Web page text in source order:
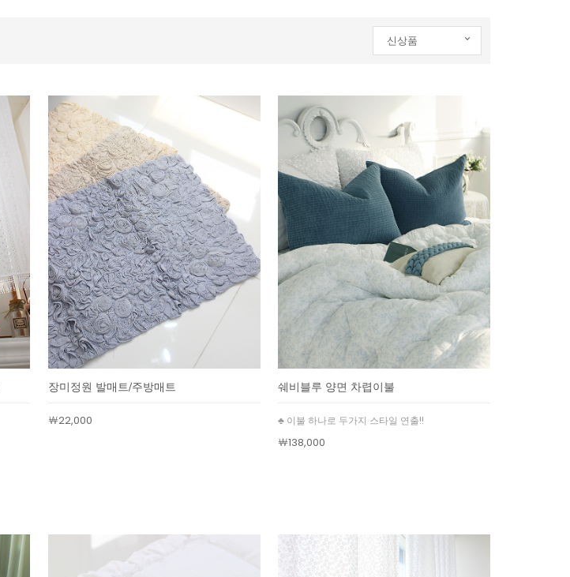
신상품
인기순
상품명
낮은가격
높은가격
제조사
장미정원 발매트/주방매트
￦22,000
쉐비블루 양면 차렵이불
♣ 이불 하나로 두가지 스타일 연출!!
￦138,000